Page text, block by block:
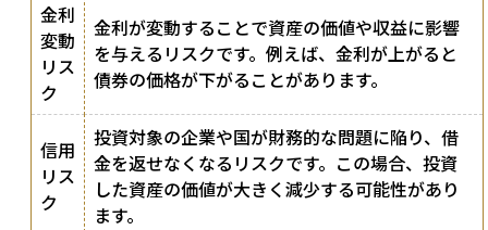
金利
変動
リス
ク
金利が変動することで資産の価値や収益に影響
を与えるリスクです。例えば、金利が上がると
債券の価格が下がることがあります。
信用
リス
ク
投資対象の企業や国が財務的な問題に陥り、借
金を返せなくなるリスクです。この場合、投資
した資産の価値が大きく減少する可能性があり
ます。